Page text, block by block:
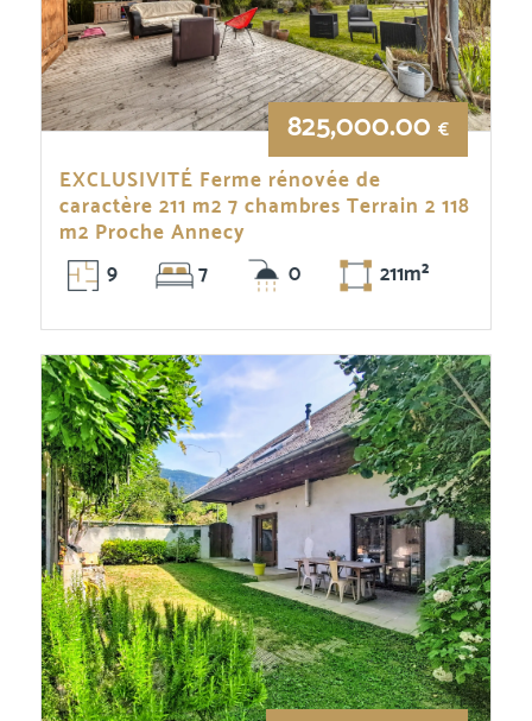
825,000.00€
EXCLUSIVITÉ Ferme rénovée de
caractère 211 m2 7 chambres Terrain 2 118
m2 Proche Annecy
9
7 0 211m²